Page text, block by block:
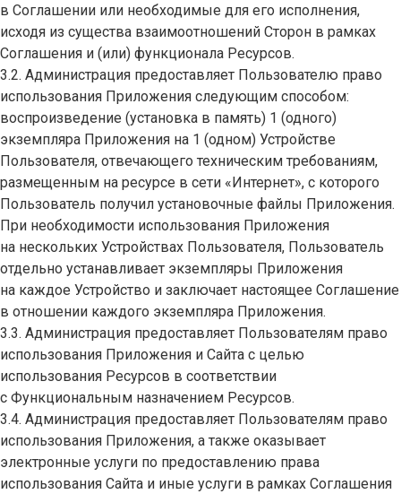
в Соглашении или необходимые для его исполнения,
исходя из существа взаимоотношений Сторон в рамках
Соглашения и (или) функционала Ресурсов.
3.2. Администрация предоставляет Пользователю право
использования Приложения следующим способом:
воспроизведение (установка в память) 1 (одного)
экземпляра Приложения на 1 (одном) Устройстве
Пользователя, отвечающего техническим требованиям,
размещенным на ресурсе в сети «Интернет», с которого
Пользователь получил установочные файлы Приложения.
При необходимости использования Приложения
на нескольких Устройствах Пользователя, Пользователь
отдельно устанавливает экземпляры Приложения
на каждое Устройство и заключает настоящее Соглашение
в отношении каждого экземпляра Приложения.
3.3. Администрация предоставляет Пользователям право
использования Приложения и Сайта с целью
использования Ресурсов в соответствии
с Функциональным назначением Ресурсов.
3.4. Администрация предоставляет Пользователям право
использования Приложения, а также оказывает
электронные услуги по предоставлению права
использования Сайта и иные услуги в рамках Соглашения